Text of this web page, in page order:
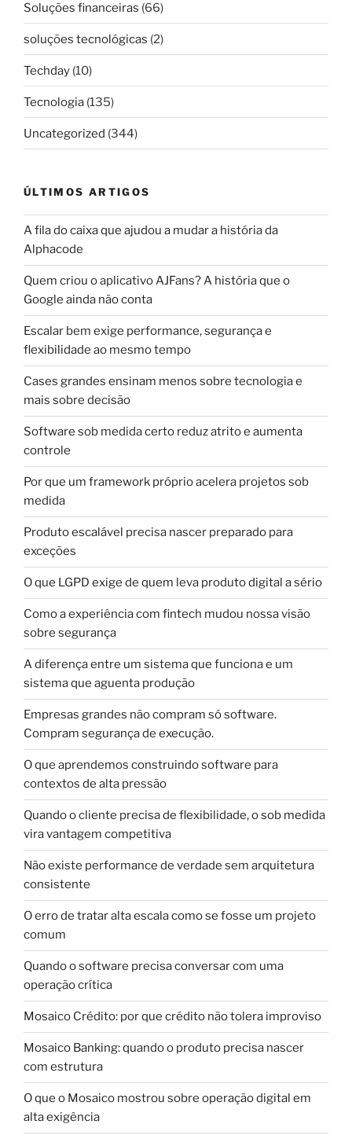
Soluções financeiras (66)
soluções tecnológicas (2)
Techday (10)
Tecnologia (135)
Uncategorized (344)
ÚLTIMOS ARTIGOS
A fila do caixa que ajudou a mudar a história da
Alphacode
Quem criou o aplicativo AJFans? A história que o
Google ainda não conta
Escalar bem exige performance, segurança e
flexibilidade ao mesmo tempo
Cases grandes ensinam menos sobre tecnologia e
mais sobre decisão
Software sob medida certo reduz atrito e aumenta
controle
Por que um framework próprio acelera projetos sob
medida
Produto escalável precisa nascer preparado para
exceções
O que LGPD exige de quem leva produto digital a sério
Como a experiência com fintech mudou nossa visão
sobre segurança
A diferença entre um sistema que funciona e um
sistema que aguenta produção
Empresas grandes não compram só software.
Compram segurança de execução.
O que aprendemos construindo software para
contextos de alta pressão
Quando o cliente precisa de flexibilidade, o sob medida
vira vantagem competitiva
Não existe performance de verdade sem arquitetura
consistente
O erro de tratar alta escala como se fosse um projeto
comum
Quando o software precisa conversar com uma
operação crítica
Mosaico Crédito: por que crédito não tolera improviso
Mosaico Banking: quando o produto precisa nascer
com estrutura
O que o Mosaico mostrou sobre operação digital em
alta exigência